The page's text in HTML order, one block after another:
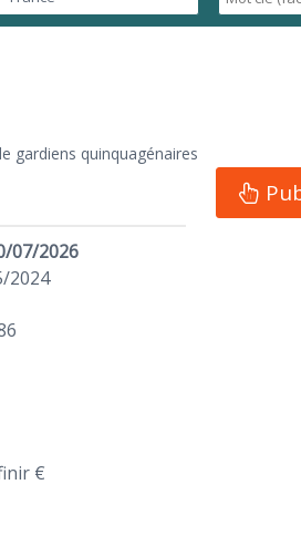
gardiens quinquagénaires
07/2026
2024
€